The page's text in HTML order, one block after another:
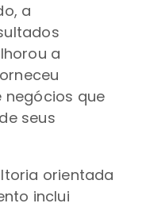
a
a
negócios que
seus
orientada
inclui